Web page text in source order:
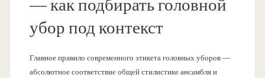
— как подбирать головной
убор под контекст
Главное правило современного этикета головных уборов —
абсолютное соответствие общей стилистике ансамбля и